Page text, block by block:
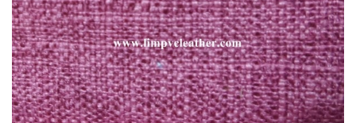
Add to
Wishlist